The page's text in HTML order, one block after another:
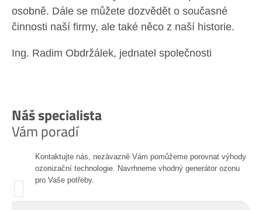
osobně. Dále se můžete dozvědět o současné
činnosti naší firmy, ale také něco z naší historie.
Ing. Radim Obdržálek, jednatel společnosti
Náš specialista
Vám poradí
Kontaktujte nás, nezávazně Vám pomůžeme porovnat výhody
ozonizační technologie. Navrhneme vhodný generátor ozonu
pro Vaše potřeby.